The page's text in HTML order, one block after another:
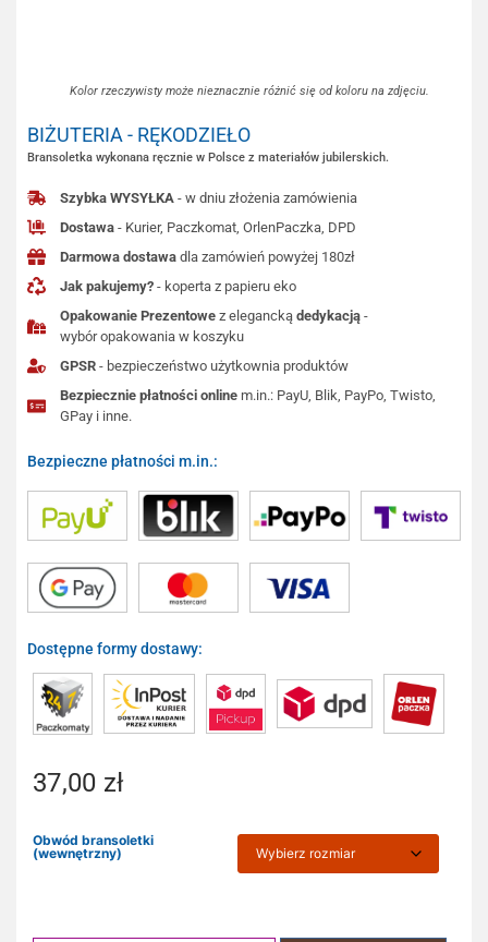
Kolor rzeczywisty może nieznacznie różnić się od koloru na zdjęciu.
BIŻUTERIA - RĘKODZIEŁO
Bransoletka wykonana ręcznie w Polsce z materiałów jubilerskich.
Szybka WYSYŁKA - w dniu złożenia zamówienia
Dostawa - Kurier, Paczkomat, OrlenPaczka, DPD
Darmowa dostawa dla zamówień powyżej 180zł
Jak pakujemy? - koperta z papieru eko
Opakowanie Prezentowe z eleganckądedykacją -
wybór opakowania w koszyku
GPSR - bezpieczeństwo użytkownia produktów
Bezpiecznie płatności online m.in.: PayU, Blik, PayPo, Twisto,
GPay i inne.
Bezpieczne płatności m.in.:
Dostępne formy dostawy:
37,00 zł
Obwód bransoletki
(wewnętrzny)